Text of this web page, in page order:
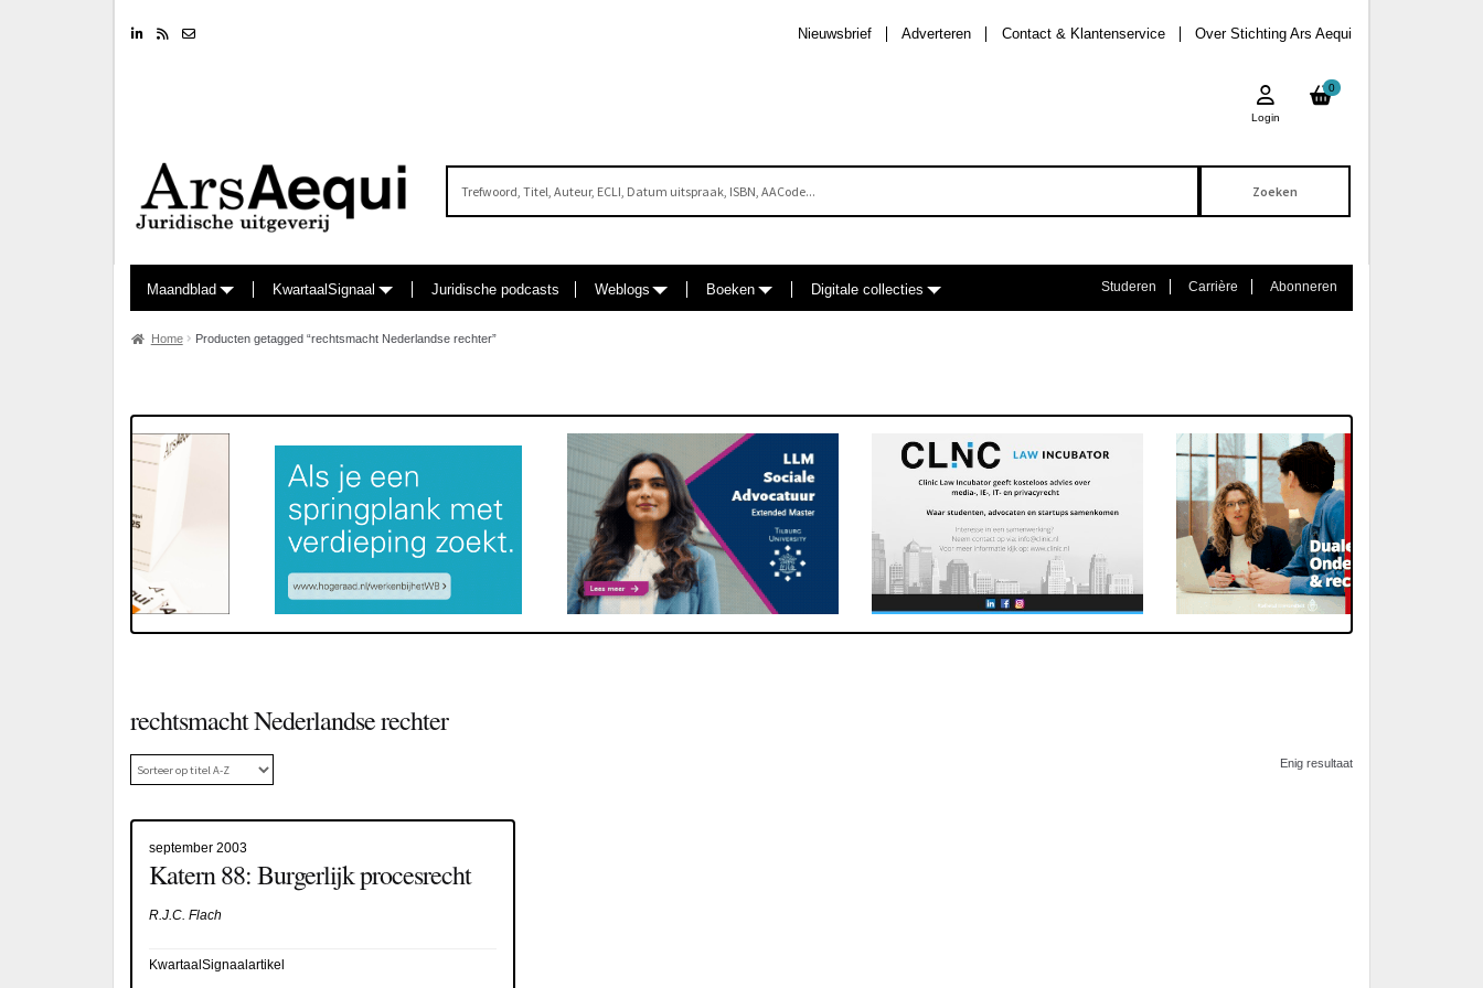
LinkedinRSS feed Over Stichting Ars Aequi
Contact & Klantenservice
Adverteren
Nieuwsbrief
0
Login
Maandblad KwartaalSignaal Juridische podcasts Weblogs Boeken Digitale collecties Studeren Carrière Abonneren
Home Producten getagged “rechtsmacht Nederlandse rechter”
rechtsmacht Nederlandse rechter
Enig resultaat
september 2003
Katern 88: Burgerlijk procesrecht
R.J.C. Flach
KwartaalSignaalartikel